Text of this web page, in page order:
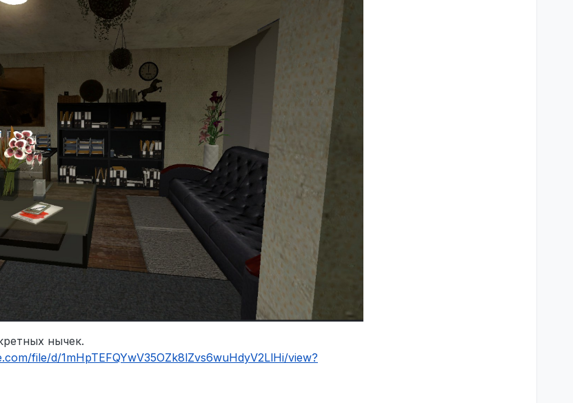
нычек.
file/d/1mHpTEFQYwV35OZk8lZvs6wuHdyV2LlHi/view?